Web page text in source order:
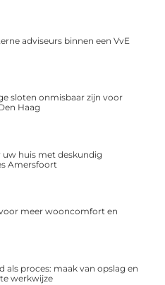
adviseurs binnen een VvE
sloten onmisbaar zijn voor
Haag
uw huis met deskundig
Amersfoort
meer wooncomfort en
als proces: maak van opslag en
werkwijze